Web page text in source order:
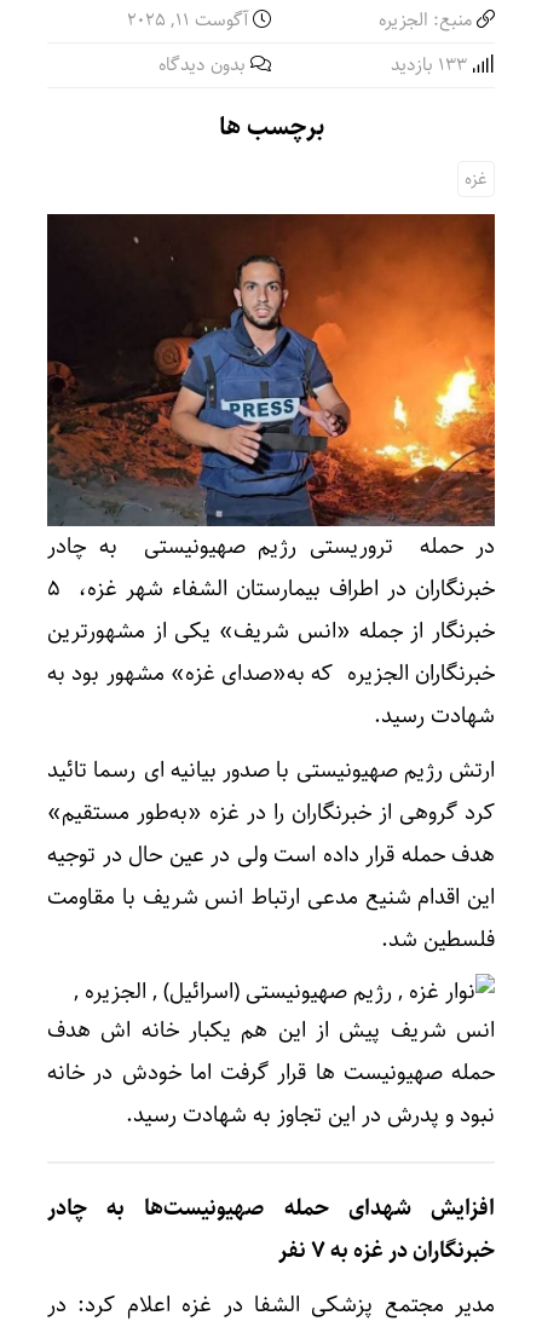
منبع: الجزیره
آگوست 11, 2025
بدون دیدگاه
برچسب ها
غزه
در حمله تروریستی رژیم صهیونیستی به چادر
خبرنگاران در اطراف بیمارستان الشفاء شهر غزه، 5
خبرنگار از جمله «انس شریف» یکی از مشهورترین
خبرنگاران الجزیره که به«صدای غزه» مشهور بود به
شهادت رسید.
ارتش رژیم صهیونیستی با صدور بیانیه ای رسما ‌تائید
کرد گروهی از خبرنگاران را در غزه «به‌طور مستقیم»
هدف حمله قرار داده است ولی در عین حال در توجیه
این اقدام شنیع مدعی ارتباط انس شریف با مقاومت
فلسطین شد.
انس شریف پیش از این هم یکبار خانه اش هدف
حمله صهیونیست ها قرار گرفت اما خودش در خانه
نبود و پدرش در این تجاوز به شهادت رسید.
افزایش شهدای حمله صهیونیست‌ها به چادر
خبرنگاران در غزه به 7 نفر
مدیر مجتمع پزشکی الشفا در غزه اعلام کرد: در